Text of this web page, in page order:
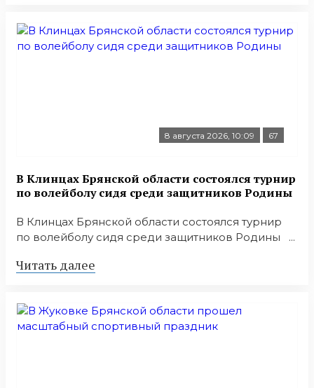
8 августа 2026, 10:09 67
В Клинцах Брянской области состоялся турнир
по волейболу сидя среди защитников Родины
В Клинцах Брянской области состоялся турнир
по волейболу сидя среди защитников Родины ...
Читать далее